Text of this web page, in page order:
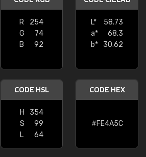
R
254
G
74
B
92
L*
58.73
a*
68.3
b*
30.62
CODE HSL
H
354
S
99
L
64
CODE HEX
#FE4A5C